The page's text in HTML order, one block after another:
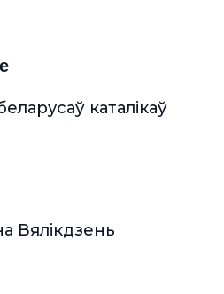
каталікаў
Вялікдзень